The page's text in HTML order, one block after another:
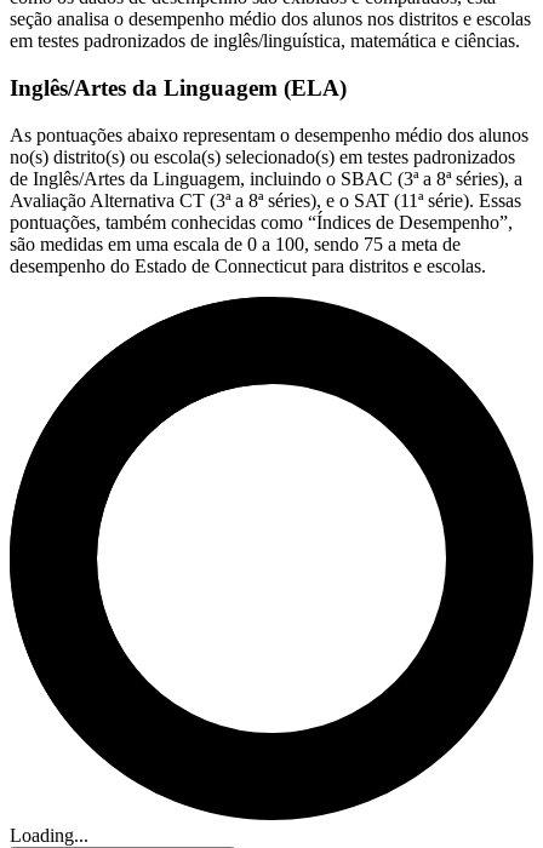
seção analisa o desempenho médio dos alunos nos distritos e escolas
em testes padronizados de inglês/linguística, matemática e ciências.
Inglês/Artes da Linguagem (ELA)
As pontuações abaixo representam o desempenho médio dos alunos
no(s) distrito(s) ou escola(s) selecionado(s) em testes padronizados
de Inglês/Artes da Linguagem, incluindo o SBAC (3ª a 8ª séries), a
Avaliação Alternativa CT (3ª a 8ª séries), e o SAT (11ª série). Essas
pontuações, também conhecidas como “Índices de Desempenho”,
são medidas em uma escala de 0 a 100, sendo 75 a meta de
desempenho do Estado de Connecticut para distritos e escolas.
Loading...